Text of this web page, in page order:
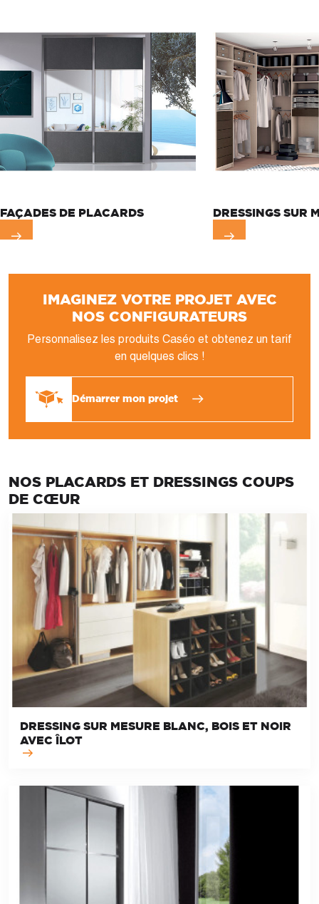
FAÇADES DE PLACARDS DRESSINGS SUR
IMAGINEZ VOTRE PROJET AVEC
NOS CONFIGURATEURS
Personnalisez les produits Caséo et obtenez un tarif
en quelques clics !
Démarrer mon projet
NOS PLACARDS ET DRESSINGS COUPS
DE CŒUR
DRESSING SUR MESURE BLANC, BOIS ET NOIR
AVEC ÎLOT